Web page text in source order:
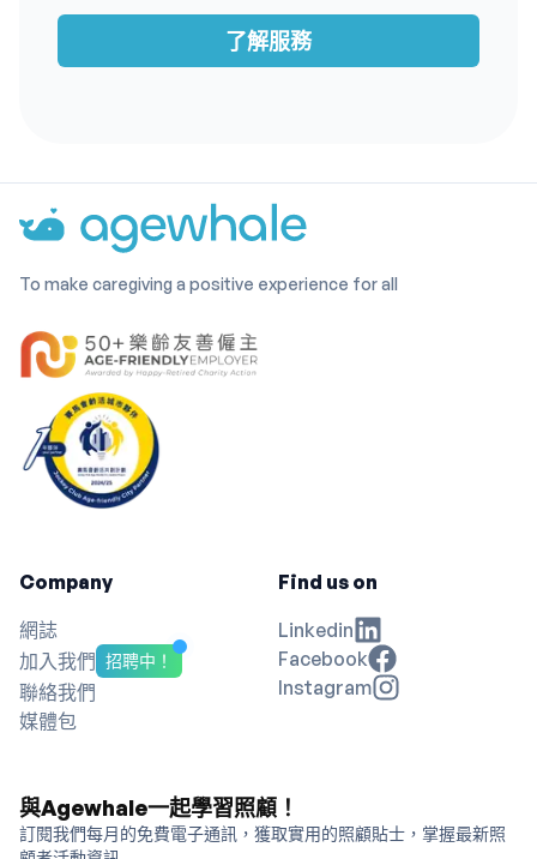
了解服務
To make caregiving a positive experience for all
Company
網誌
加入我們 招聘中！
聯絡我們
媒體包
Find us on
Linkedin
Facebook
Instagram
與Agewhale一起學習照顧！
訂閱我們每月的免費電子通訊，獲取實用的照顧貼士，掌握最新照